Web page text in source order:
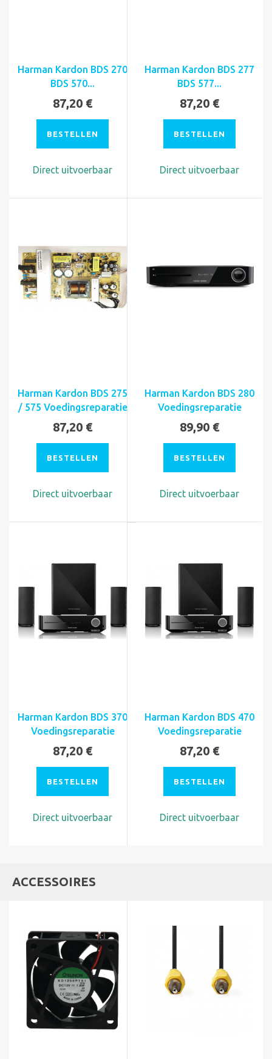
Harman Kardon BDS 270
BDS 570...
87,20 €
BESTELLEN
Direct uitvoerbaar
Harman Kardon BDS 277
BDS 577...
87,20 €
BESTELLEN
Direct uitvoerbaar
Harman Kardon BDS 275
/ 575 Voedingsreparatie
87,20 €
BESTELLEN
Direct uitvoerbaar
Harman Kardon BDS 280
Voedingsreparatie
89,90 €
BESTELLEN
Direct uitvoerbaar
Harman Kardon BDS 370
Voedingsreparatie
87,20 €
BESTELLEN
Direct uitvoerbaar
Harman Kardon BDS 470
Voedingsreparatie
87,20 €
BESTELLEN
Direct uitvoerbaar
ACCESSOIRES